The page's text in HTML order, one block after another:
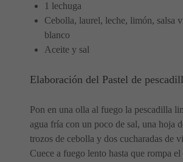
1 lechuga
Cebolla, laurel, leche, limón, salsa
blanco
Aceite y sal
Elaboración del Pastel de
Pon en una olla al fuego la pescadilla
agua fría con un poco de sal, una hoja
trozos de cebolla y dos cucharadas de
Cuece a fuego lento hasta que rompa